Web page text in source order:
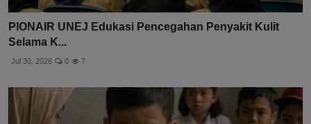
PIONAIR UNEJ Edukasi Pencegahan Penyakit Kulit
Selama K...
Jul 30, 2026 0 7